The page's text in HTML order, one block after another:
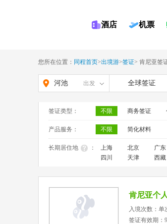
酒店 机票
您所在位置： 同程首页>出境游>签证> 肯尼亚签
河池 出发 全球签证
签证类型： 不限 商务签证
产品服务： 不限 简化材料
长期居住地 ： 上海 北京 广东
四川
天津 西藏
肯尼亚个
入境次数：单
签证有效期：